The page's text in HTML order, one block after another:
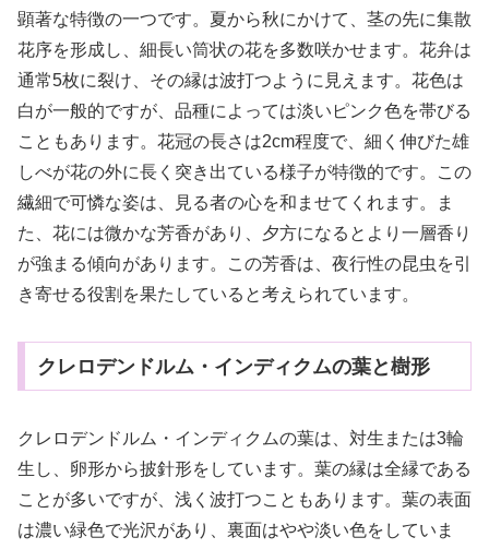
顕著な特徴の一つです。夏から秋にかけて、茎の先に集散
花序を形成し、細長い筒状の花を多数咲かせます。花弁は
通常5枚に裂け、その縁は波打つように見えます。花色は
白が一般的ですが、品種によっては淡いピンク色を帯びる
こともあります。花冠の長さは2cm程度で、細く伸びた雄
しべが花の外に長く突き出ている様子が特徴的です。この
繊細で可憐な姿は、見る者の心を和ませてくれます。ま
た、花には微かな芳香があり、夕方になるとより一層香り
が強まる傾向があります。この芳香は、夜行性の昆虫を引
き寄せる役割を果たしていると考えられています。
クレロデンドルム・インディクムの葉と樹形
クレロデンドルム・インディクムの葉は、対生または3輪
生し、卵形から披針形をしています。葉の縁は全縁である
ことが多いですが、浅く波打つこともあります。葉の表面
は濃い緑色で光沢があり、裏面はやや淡い色をしていま